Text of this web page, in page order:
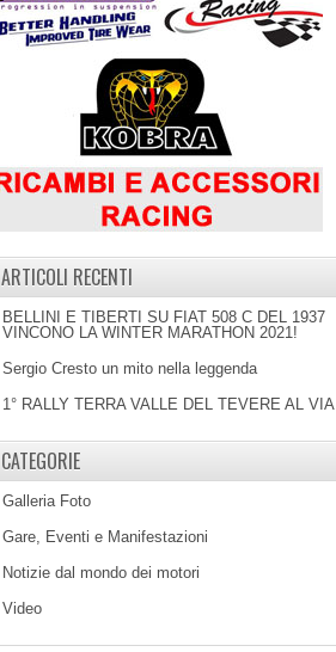
ARTICOLI RECENTI
BELLINI E TIBERTI SU FIAT 508 C DEL 1937
VINCONO LA WINTER MARATHON 2021!
Sergio Cresto un mito nella leggenda
1° RALLY TERRA VALLE DEL TEVERE AL VIA
CATEGORIE
Galleria Foto
Gare, Eventi e Manifestazioni
Notizie dal mondo dei motori
Video